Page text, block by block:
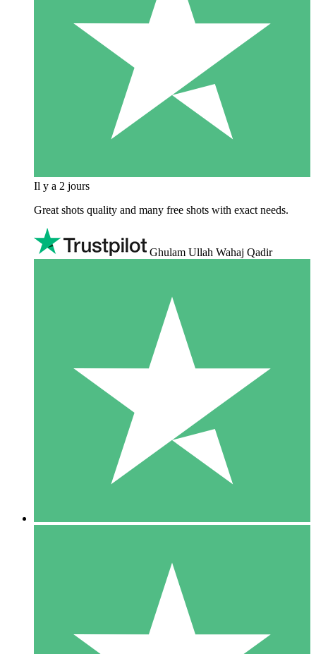
Il y a 2 jours
Great shots quality and many free shots with exact needs.
Ghulam Ullah Wahaj Qadir